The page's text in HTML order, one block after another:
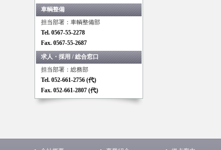
車輌整備
担当部署：車輌整備部
Tel. 0567-55-2278
Fax. 0567-55-2687
求人・採用 / 総合窓口
担当部署：総務部
Tel. 052-661-2756 (代)
Fax. 052-661-2807 (代)